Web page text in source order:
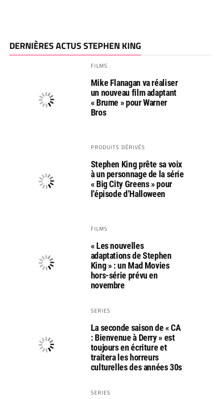
DERNIÈRES ACTUS STEPHEN KING
FILMS
Mike Flanagan va réaliser
un nouveau film adaptant
« Brume » pour Warner
Bros
PRODUITS DÉRIVÉS
Stephen King prête sa voix
à un personnage de la série
« Big City Greens » pour
l’épisode d’Halloween
FILMS
« Les nouvelles
adaptations de Stephen
King » : un Mad Movies
hors-série prévu en
novembre
SERIES
La seconde saison de « CA
: Bienvenue à Derry » est
toujours en écriture et
traitera les horreurs
culturelles des années 30s
SERIES